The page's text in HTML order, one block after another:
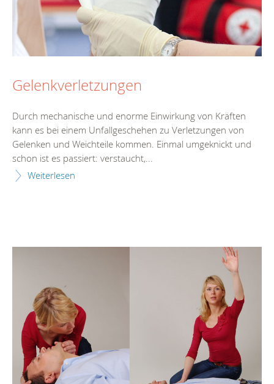
Gelenkverletzungen
Durch mechanische und enorme Einwirkung von Kräften
kann es bei einem Unfallgeschehen zu Verletzungen von
Gelenken und Weichteile kommen. Einmal umgeknickt und
schon ist es passiert: verstaucht,...
Weiterlesen